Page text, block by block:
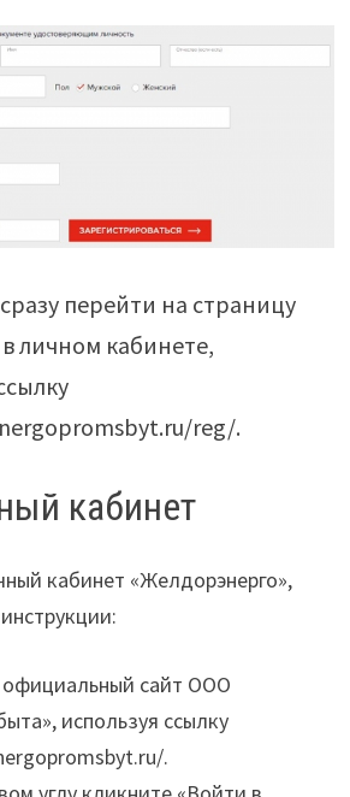
перейти на страницу
личном кабинете,
reg/.
кабинет
кабинет «Желдорэнерго»,
официальный сайт ООО
используя ссылку
.